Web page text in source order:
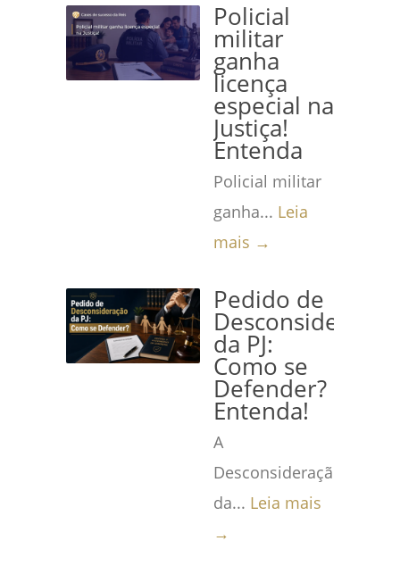
Policial
militar
ganha
licença
especial na
Justiça!
Entenda
Policial militar
ganha... Leia
mais →
Pedido de
Desconsideração
da PJ:
Como se
Defender?
Entenda!
A
Desconsideração
da... Leia mais
→